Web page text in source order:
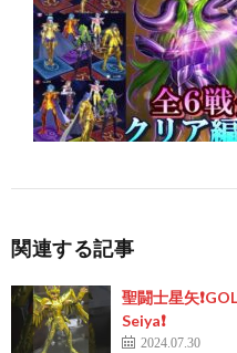
関連する記事
聖闘士星矢
Seiya❗️
2024.07.30